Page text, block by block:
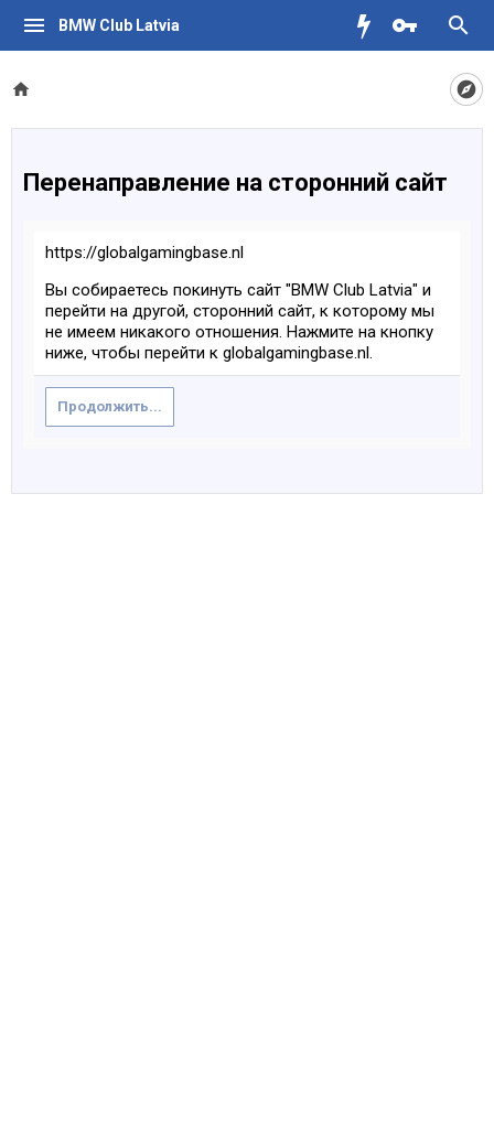
BMW Club Latvia
Перенаправление на сторонний сайт
https://globalgamingbase.nl
Вы собираетесь покинуть сайт "BMW Club Latvia" и
перейти на другой, сторонний сайт, к которому мы
не имеем никакого отношения. Нажмите на кнопку
ниже, чтобы перейти к globalgamingbase.nl.
Продолжить...